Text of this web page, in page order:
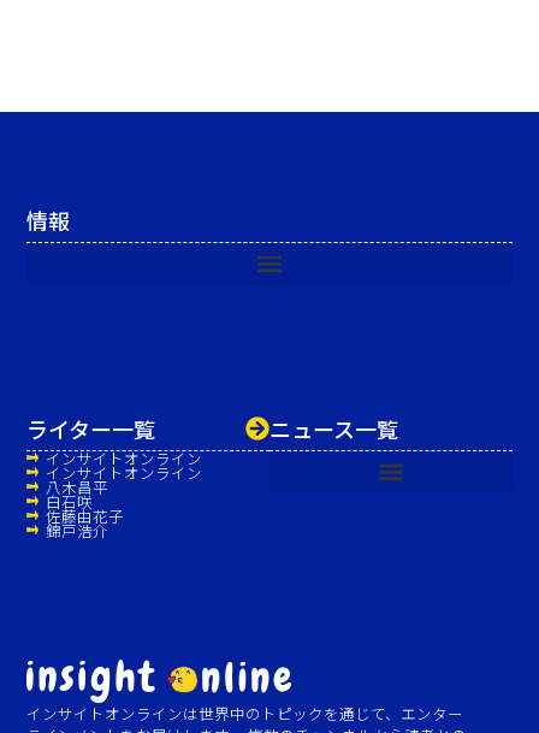
インサイトオンラインは世界中のトピックを通じて、エンター
ニュース一覧
ライター一覧
インサイトオンライン
インサイトオンライン
八木昌平
白石咲
佐藤由花子
錦戸浩介
情報